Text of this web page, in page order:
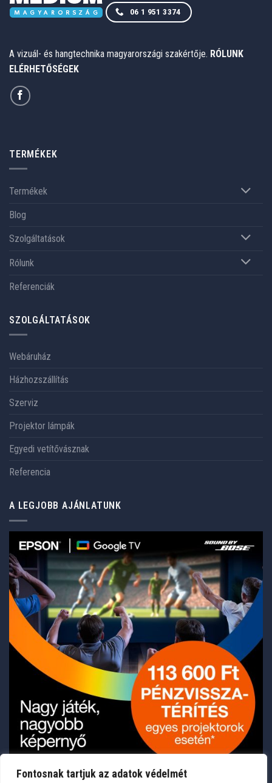
Fontosnak tartjuk az adatok védelmét
06 1 951 3374
A vizuál- és hangtechnika magyarországi szakértője. RÓLUNK
ELÉRHETŐSÉGEK
TERMÉKEK
Termékek
Blog
Szolgáltatások
Rólunk
Referenciák
SZOLGÁLTATÁSOK
Webáruház
Házhozszállítás
Szerviz
Projektor lámpák
Egyedi vetítővásznak
Referencia
A LEGJOBB AJÁNLATUNK